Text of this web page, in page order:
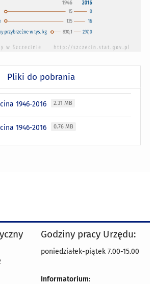
Pliki do pobrania
1946-2016 2.31 MB
1946-2016 0.76 MB
Godziny pracy Urzędu:
poniedziałek-piątek 7.00-15.00
Informatorium: